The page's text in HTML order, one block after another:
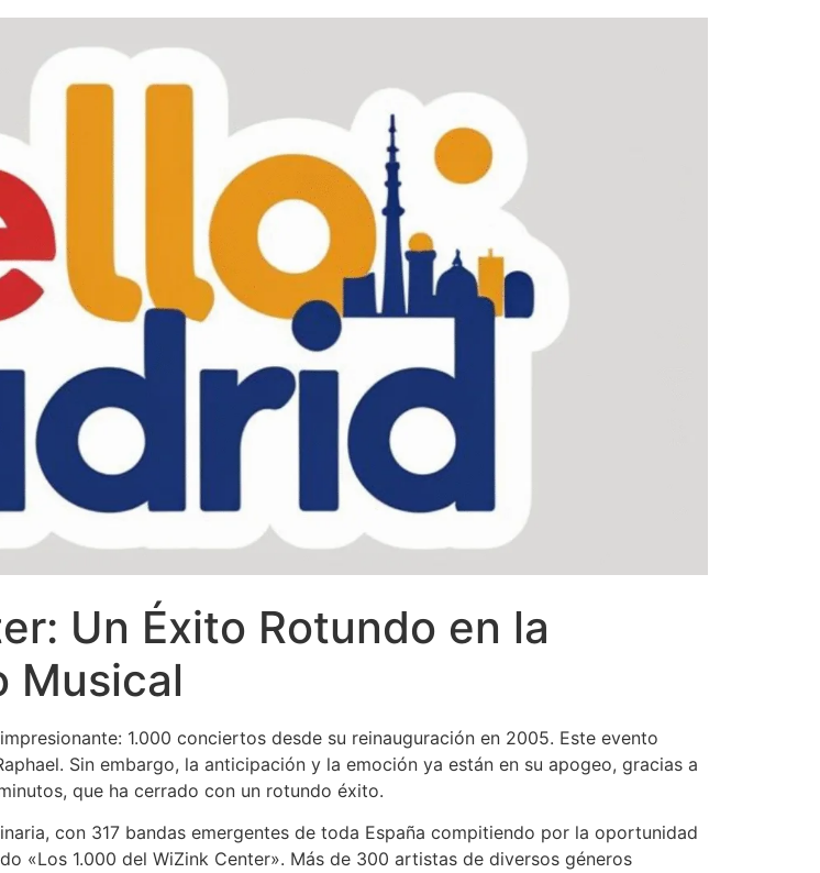
Un Éxito Rotundo en la
Musical
1.000 conciertos desde su reinauguración en 2005. Este evento
Sin embargo, la anticipación y la emoción ya están en su apogeo, gracias a
que ha cerrado con un rotundo éxito.
con 317 bandas emergentes de toda España compitiendo por la oportunidad
«Los 1.000 del WiZink Center». Más de 300 artistas de diversos géneros